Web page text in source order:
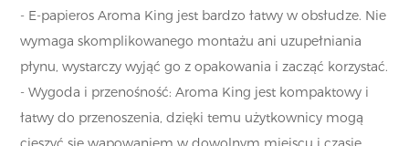
- E-papieros Aroma King jest bardzo łatwy w obsłudze. Nie
wymaga skomplikowanego montażu ani uzupełniania
płynu, wystarczy wyjąć go z opakowania i zacząć korzystać.
- Wygoda i przenośność: Aroma King jest kompaktowy i
łatwy do przenoszenia, dzięki temu użytkownicy mogą